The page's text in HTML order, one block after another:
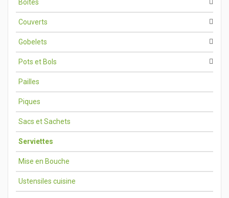
Boîtes
Couverts
Gobelets
Pots et Bols
Pailles
Piques
Sacs et Sachets
Serviettes
Mise en Bouche
Ustensiles cuisine